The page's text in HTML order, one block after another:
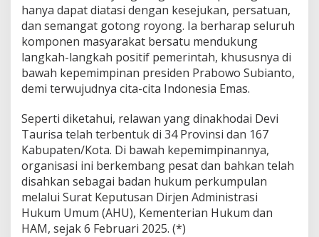
hanya dapat diatasi dengan kesejukan, persatuan,
dan semangat gotong royong. Ia berharap seluruh
komponen masyarakat bersatu mendukung
langkah-langkah positif pemerintah, khususnya di
bawah kepemimpinan presiden Prabowo Subianto,
demi terwujudnya cita-cita Indonesia Emas.
Seperti diketahui, relawan yang dinakhodai Devi
Taurisa telah terbentuk di 34 Provinsi dan 167
Kabupaten/Kota. Di bawah kepemimpinannya,
organisasi ini berkembang pesat dan bahkan telah
disahkan sebagai badan hukum perkumpulan
melalui Surat Keputusan Dirjen Administrasi
Hukum Umum (AHU), Kementerian Hukum dan
HAM, sejak 6 Februari 2025. (*)